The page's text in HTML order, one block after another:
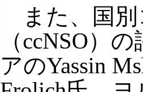
また、国別
（ccNSO）
アのYassin